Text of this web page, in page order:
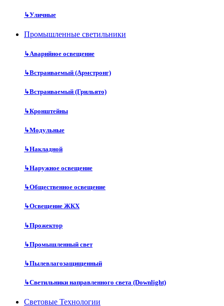
↳Уличные
Промышленные светильники
↳Аварийное освещение
↳Встраиваемый (Армстронг)
↳Встраиваемый (Грильято)
↳Кронштейны
↳Модульные
↳Накладной
↳Наружное освещение
↳Общественное освещение
↳Освещение ЖКХ
↳Прожектор
↳Промышленный свет
↳Пылевлагозащищенный
↳Светильники направленного света (Downlight)
Световые Технологии